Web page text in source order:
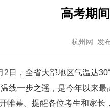
高考期
杭州网 发
2日，全省大部地区气温
线一步之遥，是今年以来
帷幕。提醒各位考生和家